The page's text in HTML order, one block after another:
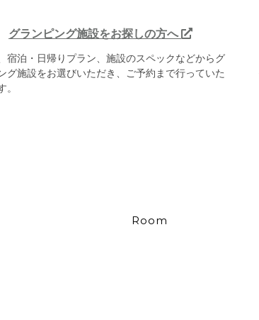
グランピング施設をお探しの方へ
宿泊・日帰りプラン、施設のスペックなどからグ
グ施設をお選びいただき、ご予約まで行っていた
。
Room